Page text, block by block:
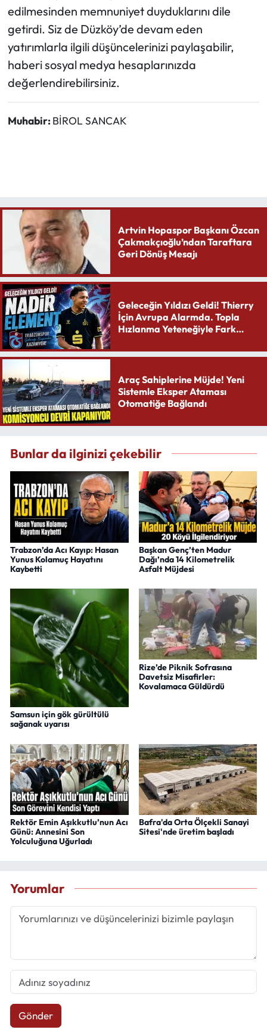
edilmesinden memnuniyet duyduklarını dile
getirdi. Siz de Düzköy’de devam eden
yatırımlarla ilgili düşüncelerinizi paylaşabilir,
haberi sosyal medya hesaplarınızda
değerlendirebilirsiniz.
Muhabir: BİROL SANCAK
Artvin Hopaspor Başkanı Özcan
Çakmakçıoğlu’ndan Taraftara
Geri Dönüş Mesajı
Geleceğin Yıldızı Geldi! Thierry
İçin Avrupa Alarmda. Topla
Hızlanma Yeteneğiyle Fark
Araç Sahiplerine Müjde! Yeni
Sistemle Eksper Ataması
Otomatiğe Bağlandı
Bunlar da ilginizi çekebilir
Trabzon’da Acı Kayıp: Hasan
Yunus Kolamuç Hayatını
Kaybetti
Başkan Genç’ten Madur
Dağı’nda 14 Kilometrelik
Asfalt Müjdesi
Samsun için gök gürültülü
sağanak uyarısı
Rize’de Piknik Sofrasına
Davetsiz Misafirler:
Kovalamaca Güldürdü
Rektör Emin Aşıkkutlu’nun Acı
Günü: Annesini Son
Yolculuğuna Uğurladı
Bafra'da Orta Ölçekli Sanayi
Sitesi'nde üretim başladı
Yorumlar
Gönder